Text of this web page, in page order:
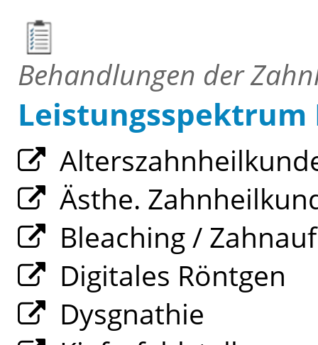
Behandlungen der
Leistungsspektrum
Ästhe.
Bleaching /
Digitales Röntgen
Dysgnathie